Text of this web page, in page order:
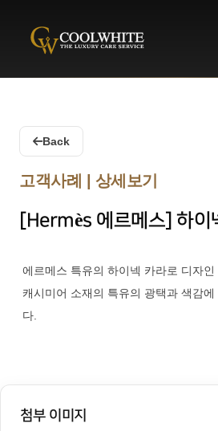
Coolwhite
Back
고객사례 | 상세보기
[Hermès 에르메스] 하이
에르메스 특유의 하이넥 카라로 디자인
캐시미어 소재의 특유의 광택과 색감
다.
첨부 이미지